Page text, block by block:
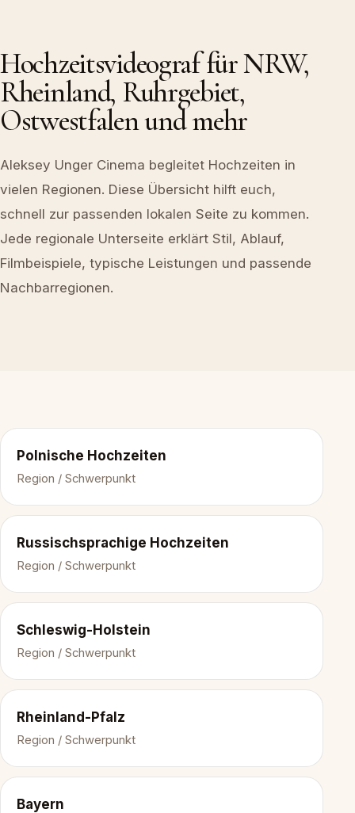
Hochzeitsvideograf für NRW,
Rheinland, Ruhrgebiet,
Ostwestfalen und mehr
Aleksey Unger Cinema begleitet Hochzeiten in
vielen Regionen. Diese Übersicht hilft euch,
schnell zur passenden lokalen Seite zu kommen.
Jede regionale Unterseite erklärt Stil, Ablauf,
Filmbeispiele, typische Leistungen und passende
Nachbarregionen.
Polnische Hochzeiten
Region / Schwerpunkt
Russischsprachige Hochzeiten
Region / Schwerpunkt
Schleswig-Holstein
Region / Schwerpunkt
Rheinland-Pfalz
Region / Schwerpunkt
Bayern